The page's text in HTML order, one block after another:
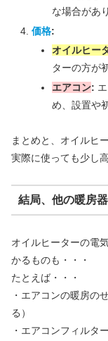
な場合があ
価格:
オイルヒー
ターの方が
エアコン:
め、設置や
まとめと、オイルヒ
実際に使っても少し
結局、他の暖房
オイルヒーターの電
かるものも・・・
たとえば・・・
・エアコンの暖房の
る）
・エアコンフィルタ